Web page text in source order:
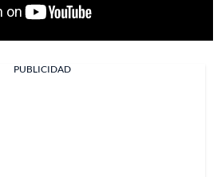
PUBLICIDAD